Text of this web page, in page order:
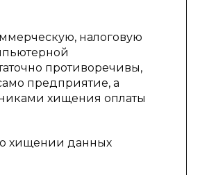
налоговую
противоречивы,
предприятие, а
хищения оплаты
хищении данных